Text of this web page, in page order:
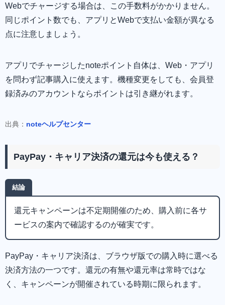
Webでチャージする場合は、この手数料がかかりません。
同じポイント数でも、アプリとWebで支払い金額が異なる
点に注意しましょう。
アプリでチャージしたnoteポイント自体は、Web・アプリ
を問わず記事購入に使えます。機種変更をしても、会員登
録済みのアカウントならポイントは引き継がれます。
出典： noteヘルプセンター
PayPay・キャリア決済の還元は今も使える？
結論
還元キャンペーンは不定期開催のため、購入前に各サ
ービスの案内で確認するのが確実です。
PayPay・キャリア決済は、ブラウザ版での購入時に選べる
決済方法の一つです。還元の有無や還元率は常時ではな
く、キャンペーンが開催されている時期に限られます。